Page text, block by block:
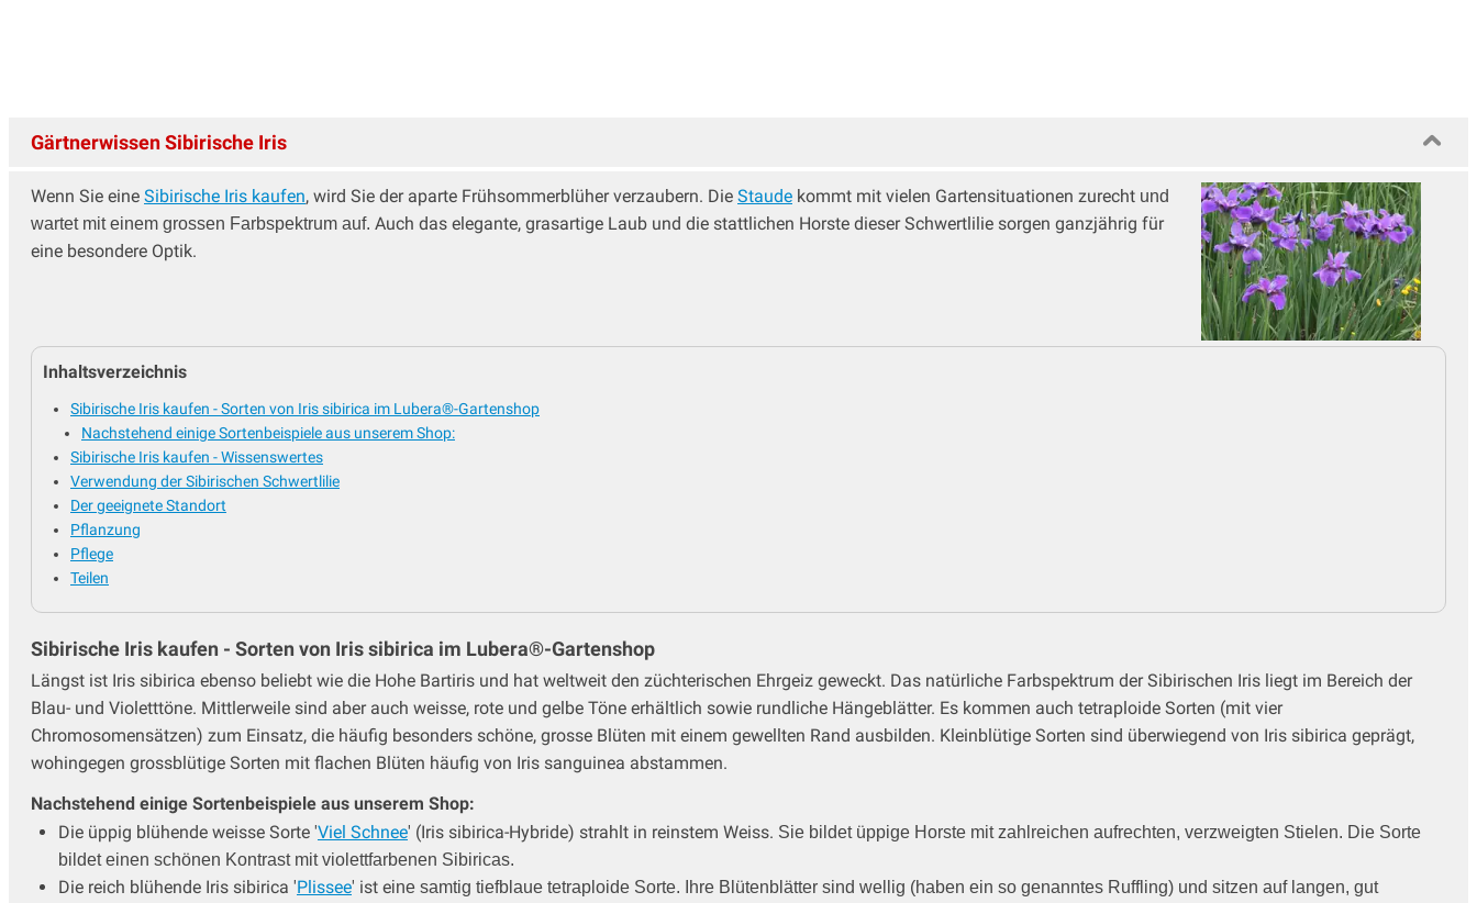
Gärtnerwissen Sibirische Iris
Wenn Sie eine Sibirische Iris kaufen, wird Sie der aparte Frühsommerblüher verzaubern. Die Staude kommt mit vielen Gartensituationen zurecht und
wartet mit einem grossen Farbspektrum auf. Auch das elegante, grasartige Laub und die stattlichen Horste dieser Schwertlilie sorgen ganzjährig für
eine besondere Optik.
Inhaltsverzeichnis
Sibirische Iris kaufen - Sorten von Iris sibirica im Lubera®-Gartenshop
Nachstehend einige Sortenbeispiele aus unserem Shop:
Sibirische Iris kaufen - Wissenswertes
Verwendung der Sibirischen Schwertlilie
Der geeignete Standort
Pflanzung
Pflege
Teilen
Sibirische Iris kaufen - Sorten von Iris sibirica im Lubera®-Gartenshop
Längst ist Iris sibirica ebenso beliebt wie die Hohe Bartiris und hat weltweit den züchterischen Ehrgeiz geweckt. Das natürliche Farbspektrum der Sibirischen Iris liegt im Bereich der
Blau- und Violetttöne. Mittlerweile sind aber auch weisse, rote und gelbe Töne erhältlich sowie rundliche Hängeblätter. Es kommen auch tetraploide Sorten (mit vier
Chromosomensätzen) zum Einsatz, die häufig besonders schöne, grosse Blüten mit einem gewellten Rand ausbilden. Kleinblütige Sorten sind überwiegend von Iris sibirica geprägt,
wohingegen grossblütige Sorten mit flachen Blüten häufig von Iris sanguinea abstammen.
Nachstehend einige Sortenbeispiele aus unserem Shop:
Die üppig blühende weisse Sorte 'Viel Schnee' (Iris sibirica-Hybride) strahlt in reinstem Weiss. Sie bildet üppige Horste mit zahlreichen aufrechten, verzweigten Stielen. Die Sorte
bildet einen schönen Kontrast mit violettfarbenen Sibiricas.
Die reich blühende Iris sibirica 'Plissee' ist eine samtig tiefblaue tetraploide Sorte. Ihre Blütenblätter sind wellig (haben ein so genanntes Ruffling) und sitzen auf langen, gut